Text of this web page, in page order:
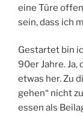
eine Türe
sein, dass ich
Gestartet bin
90er Jahre.
etwas her. Zu
gehen“ nicht
essen als